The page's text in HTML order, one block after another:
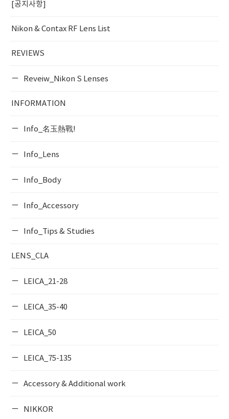
[공지사항]
Nikon & Contax RF Lens List
REVIEWS
Reveiw_Nikon S Lenses
INFORMATION
Info_名玉熱戰!
Info_Lens
Info_Body
Info_Accessory
Info_Tips & Studies
LENS_CLA
LEICA_21-28
LEICA_35-40
LEICA_50
LEICA_75-135
Accessory & Additional work
NIKKOR